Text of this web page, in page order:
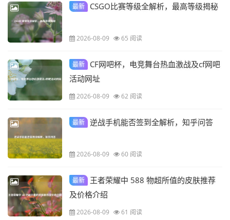
最新 CSGO比赛等级全解析，最高等级揭秘
2026-08-09 65 阅读
最新
CF网吧杯，电竞舞台热血激战及cf网吧
活动网址
2026-08-09 62 阅读
最新 逆战手机能否签到全解析，知乎问答
2026-08-09 60 阅读
最新
王者荣耀中 588 物超所值的皮肤推荐
及价格介绍
2026-08-09 61 阅读